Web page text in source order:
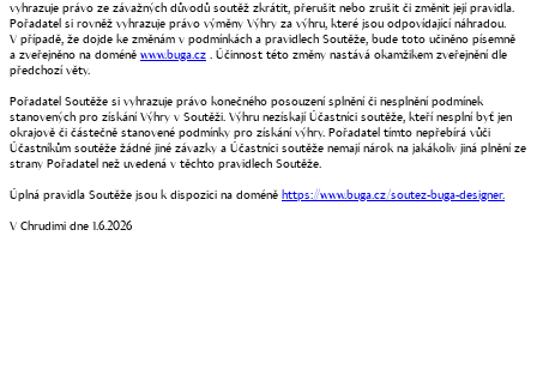
vyhrazuje právo ze závažných důvodů soutěž zkrátit, přerušit nebo zrušit či změnit její pravidla.
Pořadatel si rovněž vyhrazuje právo výměny Výhry za výhru, které jsou odpovídající náhradou.
V případě, že dojde ke změnám v podmínkách a pravidlech Soutěže, bude toto učiněno písemně
a zveřejněno na doméně www.buga.cz . Účinnost této změny nastává okamžikem zveřejnění dle
předchozí věty.
Pořadatel Soutěže si vyhrazuje právo konečného posouzení splnění či nesplnění podmínek
stanovených pro získání Výhry v Soutěži. Výhru nezískají Účastníci soutěže, kteří nesplní byť jen
okrajově či částečně stanovené podmínky pro získání výhry. Pořadatel tímto nepřebírá vůči
Účastníkům soutěže žádné jiné závazky a Účastníci soutěže nemají nárok na jakákoliv jiná plnění ze
strany Pořadatel než uvedená v těchto pravidlech Soutěže.
Úplná pravidla Soutěže jsou k dispozici na doméně https://www.buga.cz/soutez-buga-designer.
V Chrudimi dne 1.6.2026